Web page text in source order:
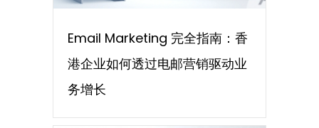
Email Marketing 完全指南：香
港企业如何透过电邮营销驱动业
务增长